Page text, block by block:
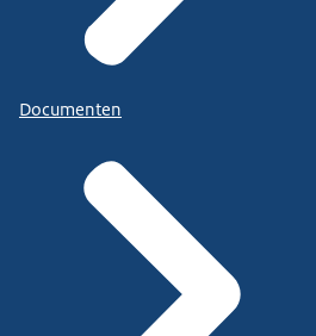
Documenten